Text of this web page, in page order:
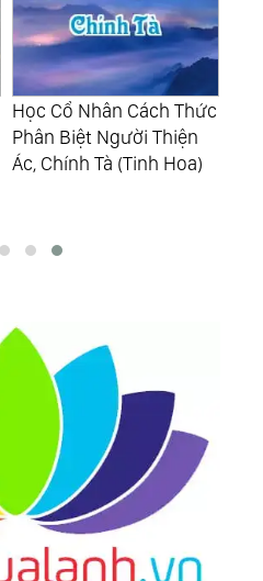
Đừng Tới Lúc Bất Lực
Mới Lựa Chọn Thuận
Theo Tự Nhiên (Tinh